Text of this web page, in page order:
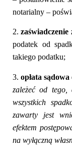
notarialny –
2.
podatek od
takiego podatku;
3. opłata
zależeć od tego,
wszystkich
zawarty jest
efektem
na wyłączną